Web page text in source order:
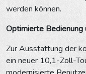
werden können.
Optimierte Bedienung
Zur Ausstattung der
ein neuer 10,1-Zoll-